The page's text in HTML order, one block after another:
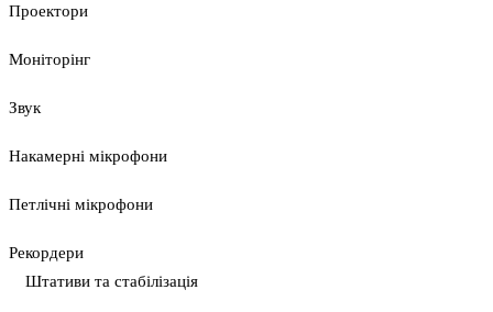
Проектори
Моніторінг
Звук
Накамерні мікрофони
Петлічні мікрофони
Рекордери
Штативи та стабілізація